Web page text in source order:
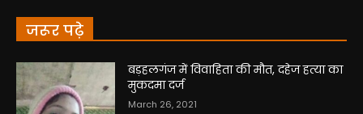
जरूर पढ़े
बड़हलगंज में विवाहिता की मौत, दहेज हत्या का
मुकदमा दर्ज
March 26, 2021